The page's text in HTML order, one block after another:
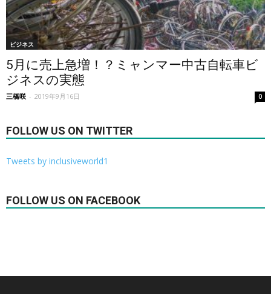
ビジネス
5月に売上急増！？ミャンマー中古自転車ビ
ジネスの実態
三橋咲 - 2019年9月16日 0
FOLLOW US ON TWITTER
Tweets by inclusiveworld1
FOLLOW US ON FACEBOOK